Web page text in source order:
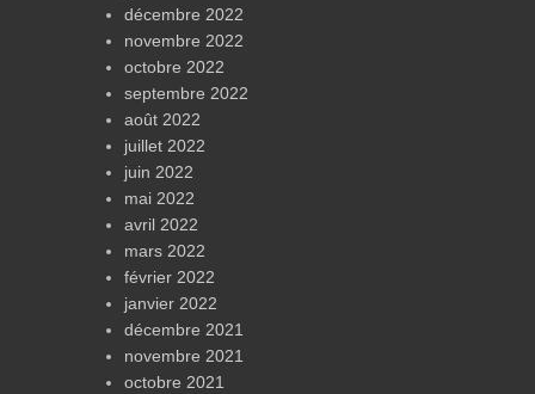
décembre 2022
novembre 2022
octobre 2022
septembre 2022
août 2022
juillet 2022
juin 2022
mai 2022
avril 2022
mars 2022
février 2022
janvier 2022
décembre 2021
novembre 2021
octobre 2021